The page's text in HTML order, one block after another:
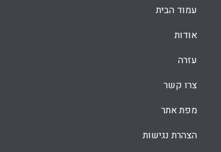
עמוד הבית
אודות
עזרה
צרו קשר
מפת אתר
הצהרת נגישות